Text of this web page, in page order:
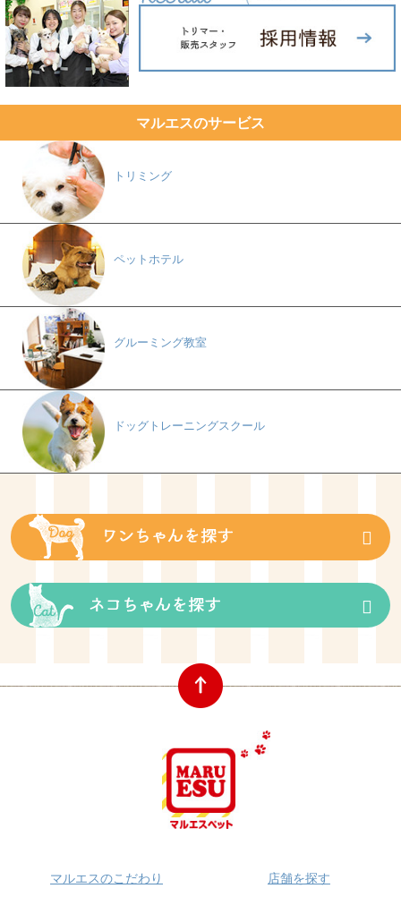
マルエスのサービス
トリミング
ペットホテル
グルーミング教室
ドッグトレーニングスクール
マルエスのこだわり 店舗を探す